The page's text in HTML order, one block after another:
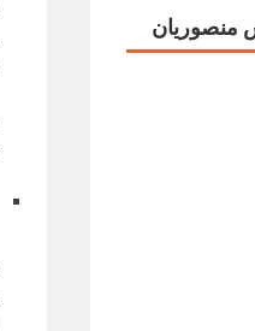
منصوریان